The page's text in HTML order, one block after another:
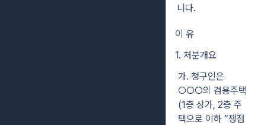
니다.
이 유
1. 처분개요
가. 청구인은
○○○의 겸용주택
(1층 상가, 2층 주
택으로 이하 “쟁점